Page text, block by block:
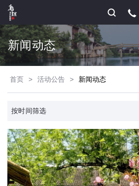
新闻动态
首页 > 活动公告 > 新闻动态
按时间筛选